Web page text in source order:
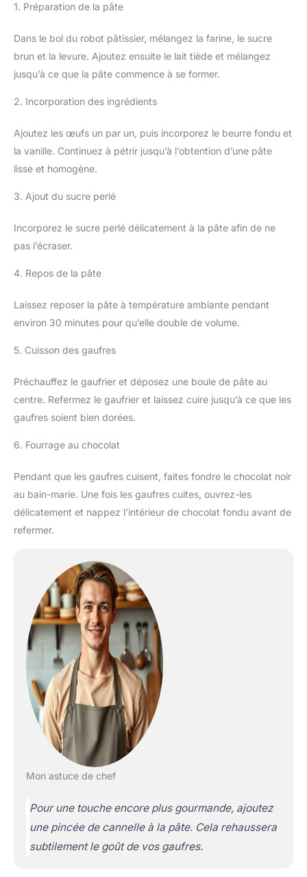
1. Préparation de la pâte
Dans le bol du robot pâtissier, mélangez la farine, le sucre
brun et la levure. Ajoutez ensuite le lait tiède et mélangez
jusqu’à ce que la pâte commence à se former.
2. Incorporation des ingrédients
Ajoutez les œufs un par un, puis incorporez le beurre fondu et
la vanille. Continuez à pétrir jusqu’à l’obtention d’une pâte
lisse et homogène.
3. Ajout du sucre perlé
Incorporez le sucre perlé délicatement à la pâte afin de ne
pas l’écraser.
4. Repos de la pâte
Laissez reposer la pâte à température ambiante pendant
environ 30 minutes pour qu’elle double de volume.
5. Cuisson des gaufres
Préchauffez le gaufrier et déposez une boule de pâte au
centre. Refermez le gaufrier et laissez cuire jusqu’à ce que les
gaufres soient bien dorées.
6. Fourrage au chocolat
Pendant que les gaufres cuisent, faites fondre le chocolat noir
au bain-marie. Une fois les gaufres cuites, ouvrez-les
délicatement et nappez l’intérieur de chocolat fondu avant de
refermer.
Mon astuce de chef
Pour une touche encore plus gourmande, ajoutez
une pincée de cannelle à la pâte. Cela rehaussera
subtilement le goût de vos gaufres.